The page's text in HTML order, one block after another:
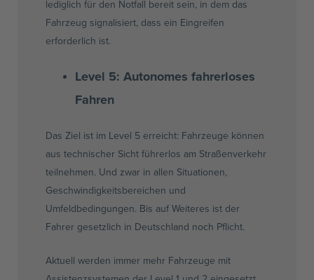
lediglich für den Notfall bereit sein, in dem das
Fahrzeug signalisiert, dass ein Eingreifen
erforderlich ist.
Level 5:Autonomes fahrerloses
Fahren
Das Ziel ist im Level 5 erreicht: Fahrzeuge können
aus technischer Sicht führerlos am Straßenverkehr
teilnehmen. Und zwar in allen Situationen,
Geschwindigkeitsbereichen und
Umfeldbedingungen. Bis auf Weiteres ist der
Fahrer gesetzlich in Deutschland noch Pflicht.
Aktuell werden immer mehr Fahrzeuge mit